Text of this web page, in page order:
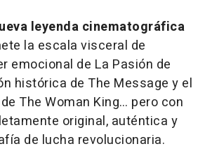
leyenda cinematográfica
la escala visceral de
emocional de La Pasión de
histórica de The Message y el
The Woman King… pero con
original, auténtica y
de lucha revolucionaria.